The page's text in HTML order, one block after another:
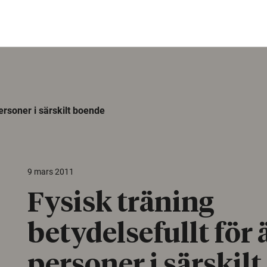
i särskilt boende
9 mars 2011
Fysisk träning
betydelsefullt för